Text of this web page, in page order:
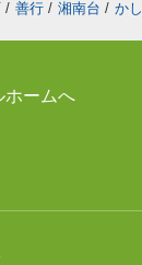
/ 善行 / 湘南台 / か
ホームへ